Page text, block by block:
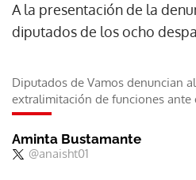
A la presentación de la
diputados de los ocho
Diputados de Vamos denuncian
extralimitación de funciones ante
Aminta Bustamante
@anaisht01